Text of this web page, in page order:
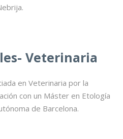
Veterinaria
en Veterinaria por la
con un Máster en Etología
de Barcelona.